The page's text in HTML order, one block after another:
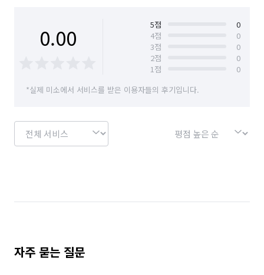
0.00 5점
0
4점
0
3점
0
2점
0
1점
0
*실제 미소에서 서비스를 받은 이용자들의 후기입니다.
자주 묻는 질문